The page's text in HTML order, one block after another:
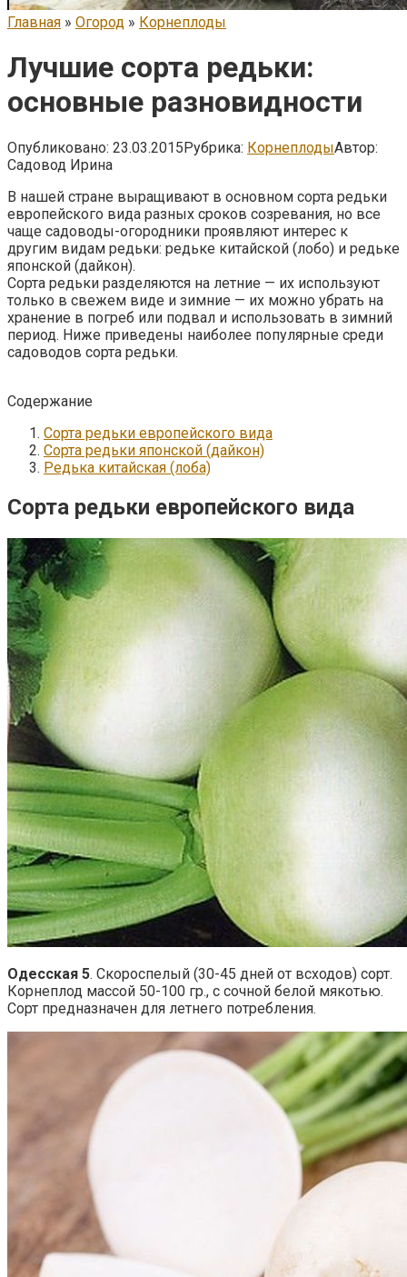
Главная » Огород » Корнеплоды
Лучшие сорта редьки:
основные разновидности
Опубликовано: 23.03.2015Рубрика: КорнеплодыАвтор:
Садовод Ирина
В нашей стране выращивают в основном сорта редьки
европейского вида разных сроков созревания, но все
чаще садоводы-огородники проявляют интерес к
другим видам редьки: редьке китайской (лобо) и редьке
японской (дайкон).
Сорта редьки разделяются на летние — их используют
только в свежем виде и зимние — их можно убрать на
хранение в погреб или подвал и использовать в зимний
период. Ниже приведены наиболее популярные среди
садоводов сорта редьки.
Содержание
Сорта редьки европейского вида
Сорта редьки японской (дайкон)
Редька китайская (лоба)
Сорта редьки европейского вида
Одесская 5. Скороспелый (30-45 дней от всходов) сорт.
Корнеплод массой 50-100 гр., с сочной белой мякотью.
Сорт предназначен для летнего потребления.